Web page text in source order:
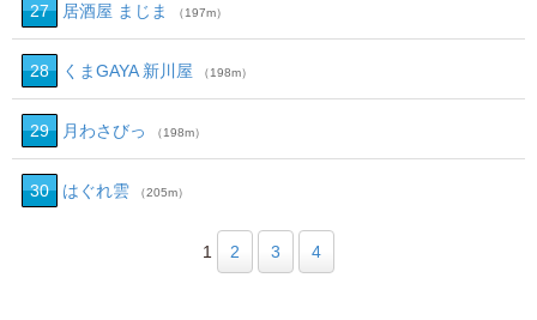
27 居酒屋 まじま （197m）
28 くまGAYA 新川屋 （198m）
29 月わさびっ （198m）
30 はぐれ雲 （205m）
1 2 3 4